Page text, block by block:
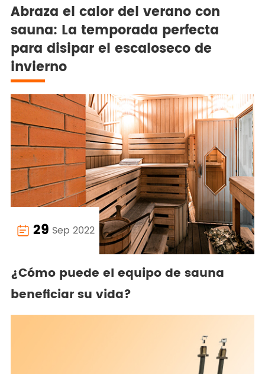
Abraza el calor del verano con
sauna: La temporada perfecta
para disipar el escaloseco de
invierno
 29 Sep 2022
¿Cómo puede el equipo de sauna
beneficiar su vida?